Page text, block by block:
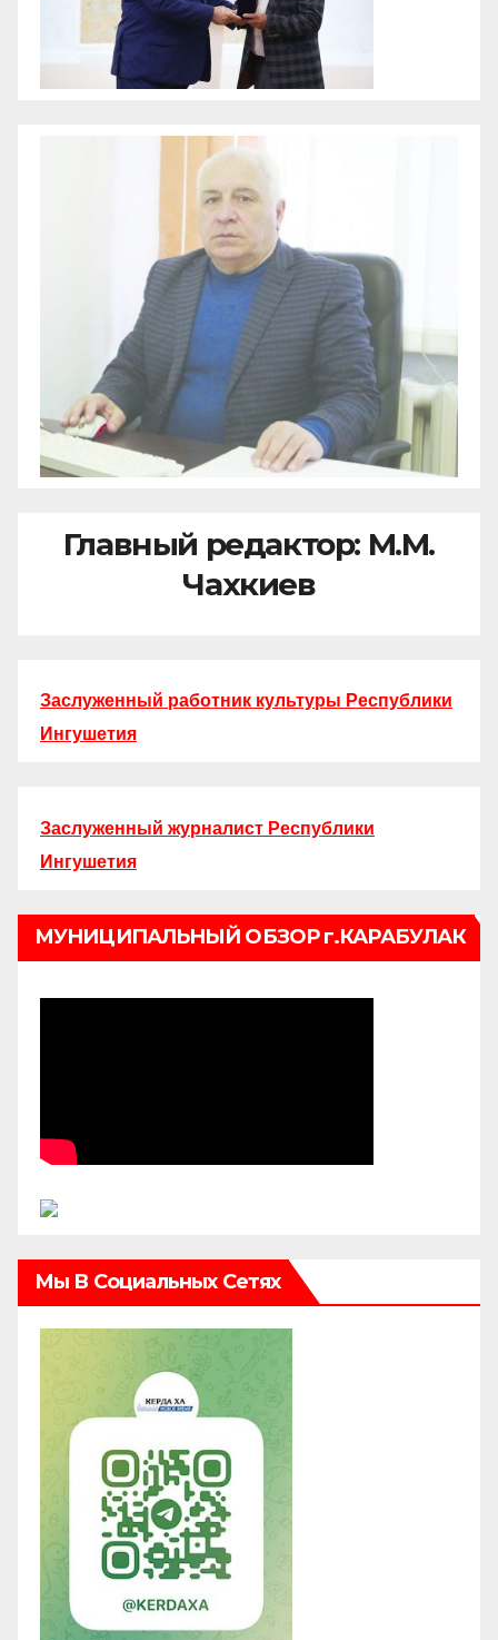
Главный редактор: М.М.
Чахкиев
Заслуженный работник культуры Республики
Ингушетия
Заслуженный журналист Республики
Ингушетия
МУНИЦИПАЛЬНЫЙ ОБЗОР г.КАРАБУЛАК
Мы В Социальных Сетях